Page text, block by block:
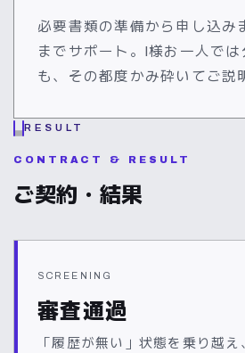
必要書類の準備から申し込み
までサポート。I様お一人で
も、その都度かみ砕いてご説
RESULT
CONTRACT & RESULT
ご契約・結果
SCREENING
審査通過
「履歴が無い」状態を乗り越